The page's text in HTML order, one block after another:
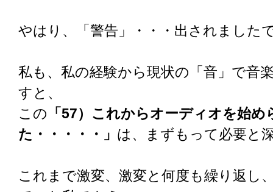
やはり、「警告」・・・出されました
私も、私の経験から現状の「音」で音
すと、
この 「57）これからオーディオを始め
た・・・・・」 は、まずもって必要と
これまで激変、激変と何度も繰り返し